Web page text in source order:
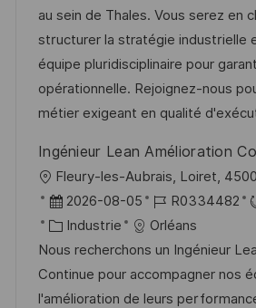
i
s
a
t
i
n
’
a
f
f
i
h
a
g
r
e
n
c
e
u
p
o
s
t
e
g
o
r
i
e
au sein de Thales. Vous serez en
structurer la stratégie industrielle
équipe pluridisciplinaire pour
opérationnelle. Rejoignez-nous
métier exigeant en qualité
Ingénieur Lean Amélioration
o
c
a
l
i
Fleury-les-Aubrais, Loiret,
D
a
t
e
d
2026-08-05
R
é
f
é
r
R0334482
C
a
t
é
Industrie
Orléans
Nous recherchons un Ingénieur
Continue pour accompagner nos
l'amélioration de leurs